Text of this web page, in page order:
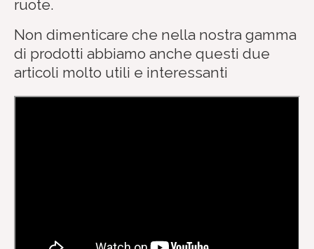
ruote.
Non dimenticare che nella nostra gamma
di prodotti abbiamo anche questi due
articoli molto utili e interessanti